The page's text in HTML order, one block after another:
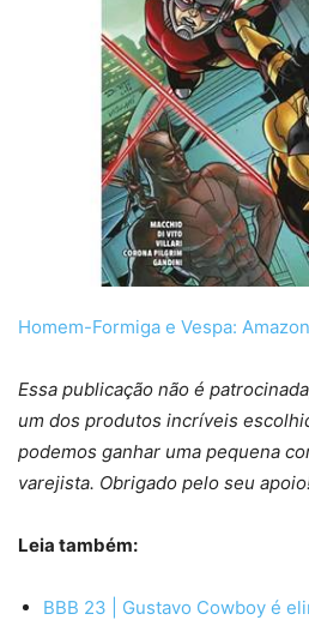
Homem-Formiga e Vespa:
Essa publicação não é
um dos produtos incríveis
podemos ganhar uma pequena
varejista. Obrigado pelo seu
Leia também:
BBB 23 | Gustavo Cowboy é